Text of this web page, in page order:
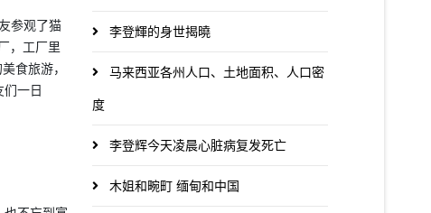
参观了猫
，工厂里
食旅游，
一日
李登輝的身世揭曉
马来西亚各州人口、土地面积、人口密
度
李登辉今天凌晨心脏病复发死亡
木姐和畹町 缅甸和中国